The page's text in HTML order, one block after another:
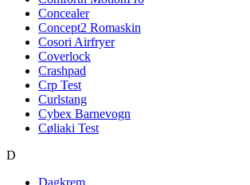
Concealer
Concept2 Romaskin
Cosori Airfryer
Coverlock
Crashpad
Crp Test
Curlstang
Cybex Barnevogn
Cøliaki Test
D
Dagkrem